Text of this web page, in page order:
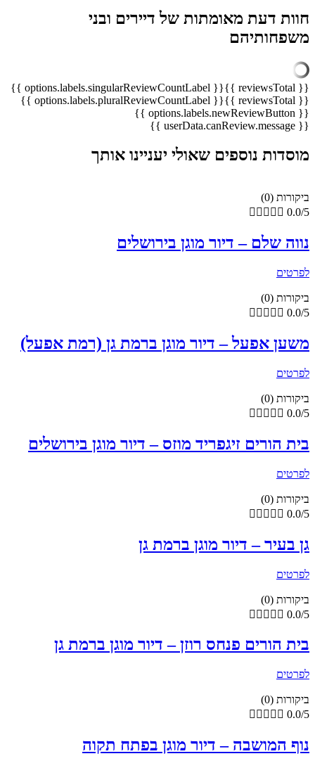
חוות דעת מאומתות של דיירים ובני
משפחותיהם
{{ reviewsTotal }}
{{ options.labels.singularReviewCountLabel }}
{{ reviewsTotal }}
{{ options.labels.pluralReviewCountLabel }}
{{ options.labels.newReviewButton }}
{{ userData.canReview.message }}
מוסדות נוספים שאולי יעניינו אותך
ביקורות (0)
     0.0/5
נווה שלם – דיור מוגן בירושלים
לפרטים
ביקורות (0)
     0.0/5
משען אפעל – דיור מוגן ברמת גן (רמת אפעל)
לפרטים
ביקורות (0)
     0.0/5
בית הורים זיגפריד מוזס – דיור מוגן בירושלים
לפרטים
ביקורות (0)
     0.0/5
גן בעיר – דיור מוגן ברמת גן
לפרטים
ביקורות (0)
     0.0/5
בית הורים פנחס רוזן – דיור מוגן ברמת גן
לפרטים
ביקורות (0)
     0.0/5
נוף המושבה – דיור מוגן בפתח תקוה